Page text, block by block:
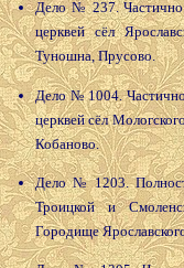
Дело № 237.
церквей сёл
Туношна, Прусово.
Дело № 1004.
церквей сёл
Кобаново.
Дело № 1203.
Троицкой и
Городище